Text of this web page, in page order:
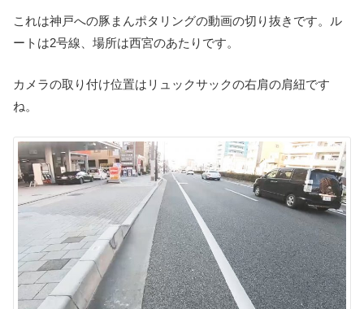
これは神戸への豚まんポタリングの動画の切り抜きです。ル
ートは2号線、場所は西宮のあたりです。
カメラの取り付け位置はリュックサックの右肩の肩紐です
ね。